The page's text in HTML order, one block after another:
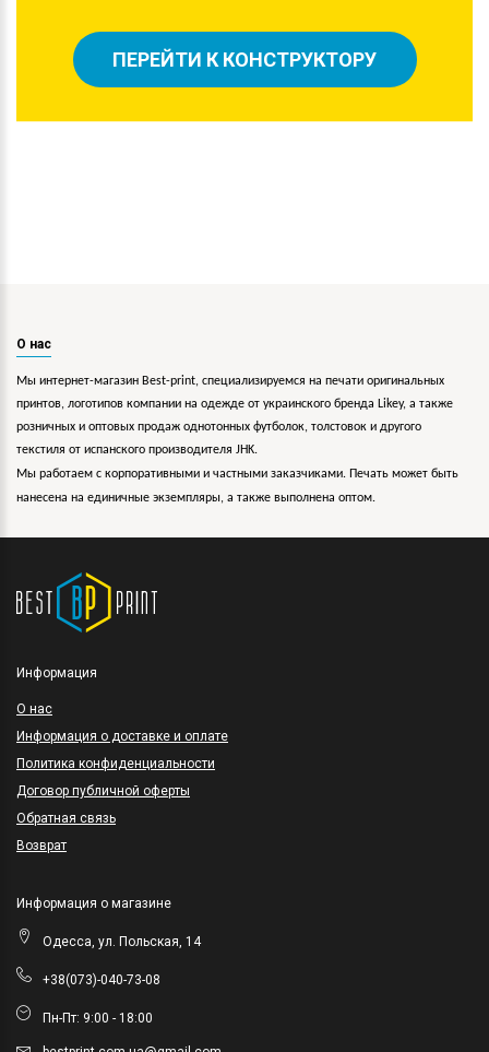
ПЕРЕЙТИ К КОНСТРУКТОРУ
О нас
Мы интернет-магазин Best-print, специализируемся на печати оригинальных
принтов, логотипов компании на одежде от украинского бренда Likey, а также
розничных и оптовых продаж однотонных футболок, толстовок и другого
текстиля от испанского производителя JHK.
Мы работаем с корпоративными и частными заказчиками. Печать может быть
нанесена на единичные экземпляры, а также выполнена оптом.
Информация
O нас
Информация о доставке и оплате
Политика конфиденциальности
Договор публичной оферты
Обратная связь
Возврат
Информация о магазине
Одесса, ул. Польская, 14
+38(073)-040-73-08
Пн-Пт: 9:00 - 18:00